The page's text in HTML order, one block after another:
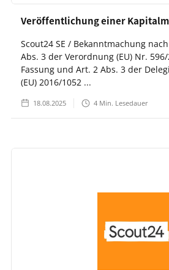
Veröffentlichung einer
Scout24 SE / Bekanntmachung
Abs. 3 der Verordnung (EU) Nr.
Fassung und Art. 2 Abs. 3 der
(EU) 2016/1052 ...
18.08.2025 4 Min. Lesedauer